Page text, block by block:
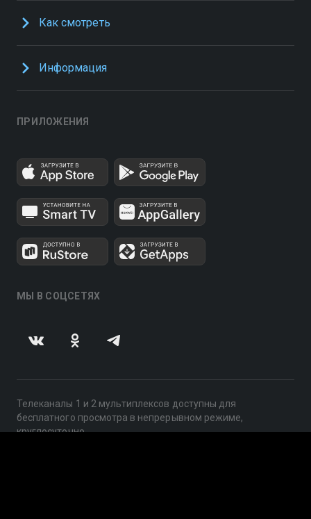
Как смотреть
Информация
ПРИЛОЖЕНИЯ
МЫ В СОЦСЕТЯХ
Телеканалы 1 и 2 мультиплексов доступны для
бесплатного просмотра в непрерывном режиме,
круглосуточно.